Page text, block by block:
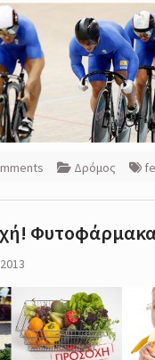
Δρόμος
Φυτοφάρμακα